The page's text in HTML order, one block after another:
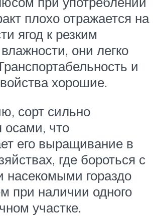
плохо отражается на
ягод к резким
они легко
и
хорошие.
сорт сильно
осами, что
его выращивание в
где бороться с
гораздо
при наличии одного
участке.